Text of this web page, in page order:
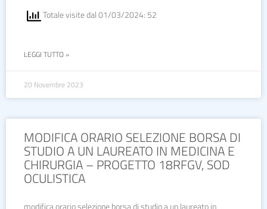
Totale visite dal 01/03/2024: 52
LEGGI TUTTO »
20 Novembre 2023
MODIFICA ORARIO SELEZIONE BORSA DI
STUDIO A UN LAUREATO IN MEDICINA E
CHIRURGIA – PROGETTO 18RFGV, SOD
OCULISTICA
modifica orario selezione borsa di studio a un laureato in